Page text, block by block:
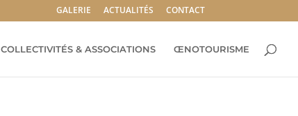
GALERIE ACTUALITÉS CONTACT
COLLECTIVITÉS & ASSOCIATIONS ŒNOTOURISME